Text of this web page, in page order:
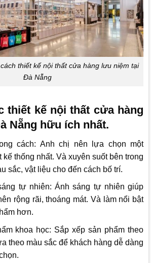
thiết kế nội thất cửa hàng lưu niệm tại
Đà Nẵng
thiết kế nội thất cửa hàng
Nẵng hữu ích nhất.
cách: Anh chị nên lựa chọn một
kế thống nhất. Và xuyên suốt bên trong
sắc, vật liệu cho đến cách bố trí.
tự nhiên: Ánh sáng tự nhiên giúp
rộng rãi, thoáng mát. Và làm nổi bật
hơn.
khoa học: Sắp xếp sản phẩm theo
theo màu sắc để khách hàng dễ dàng